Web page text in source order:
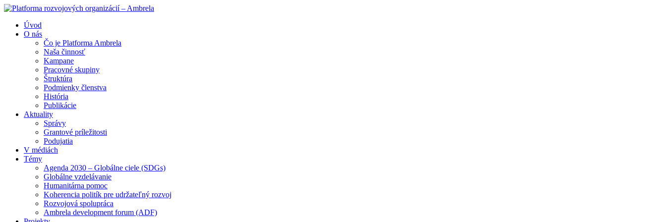
Úvod
O nás
Čo je Platforma Ambrela
Naša činnosť
Kampane
Pracovné skupiny
Štruktúra
Podmienky členstva
História
Publikácie
Aktuality
Správy
Grantové príležitosti
Podujatia
V médiách
Témy
Agenda 2030 – Globálne ciele (SDGs)
Globálne vzdelávanie
Humanitárna pomoc
Koherencia politík pre udržateľný rozvoj
Rozvojová spolupráca
Ambrela development forum (ADF)